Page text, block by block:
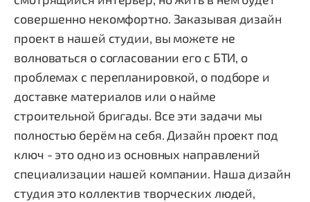
совершенно некомфортно. Заказывая дизайн
проект в нашей студии, вы можете не
волноваться о согласовании его с БТИ, о
проблемах с перепланировкой, о подборе и
доставке материалов или о найме
строительной бригады. Все эти задачи мы
полностью берём на себя. Дизайн проект под
ключ - это одно из основных направлений
специализации нашей компании. Наша дизайн
студия это коллектив творческих людей,